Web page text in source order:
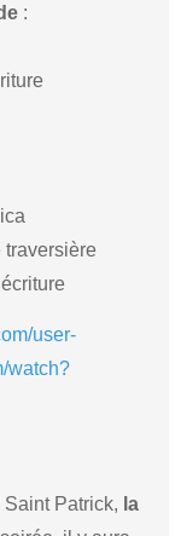
:
traversière
user-
watch?
Patrick, la